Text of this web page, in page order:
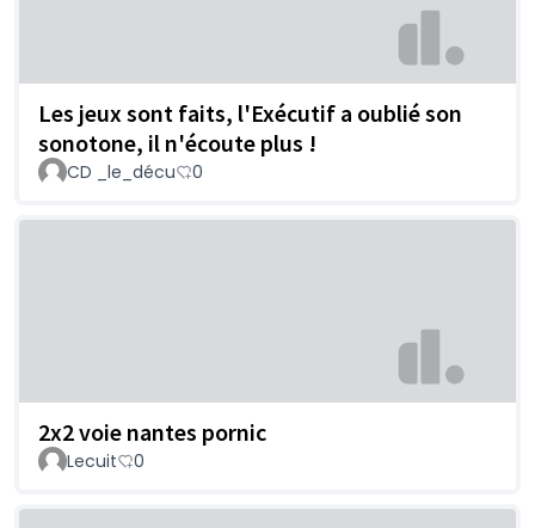
Les jeux sont faits, l'Exécutif a oublié son
sonotone, il n'écoute plus !
CD _le_décu 0
2x2 voie nantes pornic
Lecuit 0